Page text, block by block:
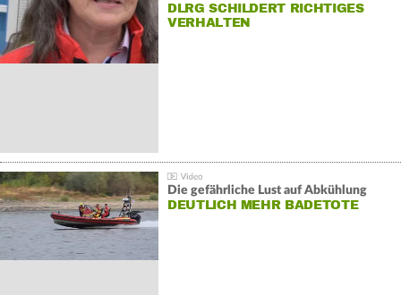
DLRG SCHILDERT RICHTIGES
VERHALTEN
Die gefährliche Lust auf Abkühlung
DEUTLICH MEHR BADETOTE